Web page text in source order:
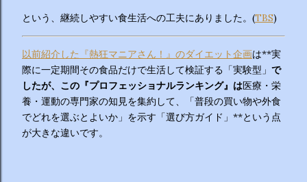
という、継続しやすい食生活への工夫にありました。(TBS)
以前紹介した『熱狂マニアさん！』のダイエット企画は**実
際に一定期間その食品だけで生活して検証する「実験型」 で
したが、この『プロフェッショナルランキング』は医療・栄
養・運動の専門家の知見を集約して、「普段の買い物や外食
でどれを選ぶとよいか」を示す「選び方ガイド」**という点
が大きな違いです。